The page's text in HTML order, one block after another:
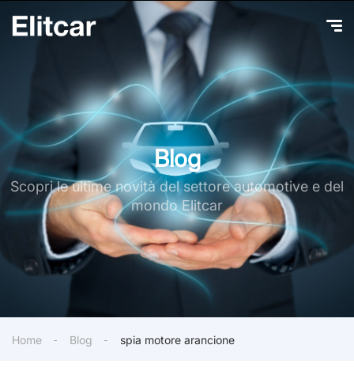
Blog
Scopri le ultime novità del settore automotive e del
mondo Elitcar
Home Blog spia motore arancione